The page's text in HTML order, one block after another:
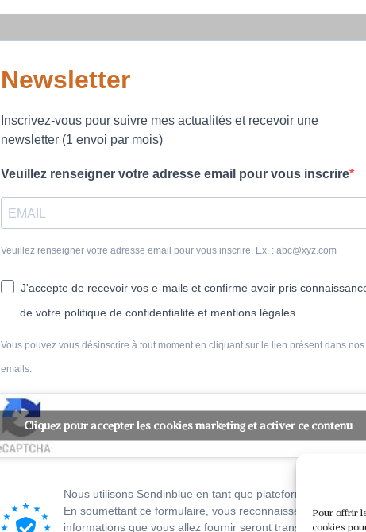
Pour offrir
cookies
Newsletter
Inscrivez-vous pour suivre mes actualités et recevoir une
newsletter (1 envoi par mois)
Veuillez renseigner votre adresse email pour vous inscrire
Veuillez renseigner votre adresse email pour vous inscrire. Ex. : abc@xyz.com
J'accepte de recevoir vos e-mails et confirme avoir pris
de votre politique de confidentialité et mentions légales.
Vous pouvez vous désinscrire à tout moment en cliquant sur le lien présent dans nos
emails.
Cliquez pour accepter les cookies marketing et activer ce contenu
Nous utilisons Sendinblue en tant que plateforme marketing.
En soumettant ce formulaire, vous reconnaissez que les
informations que vous allez fournir seront transmises à